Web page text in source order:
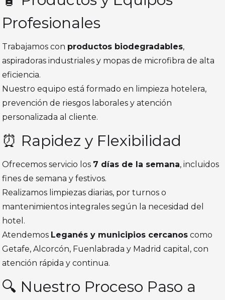
Profesionales
Trabajamos con productos biodegradables,
aspiradoras industriales y mopas de microfibra de alta
eficiencia.
Nuestro equipo está formado en limpieza hotelera,
prevención de riesgos laborales y atención
personalizada al cliente.
⏰ Rapidez y Flexibilidad
Ofrecemos servicio los 7 días de la semana, incluidos
fines de semana y festivos.
Realizamos limpiezas diarias, por turnos o
mantenimientos integrales según la necesidad del
hotel.
Atendemos Leganés y municipios cercanos como
Getafe, Alcorcón, Fuenlabrada y Madrid capital, con
atención rápida y continua.
🔍 Nuestro Proceso Paso a